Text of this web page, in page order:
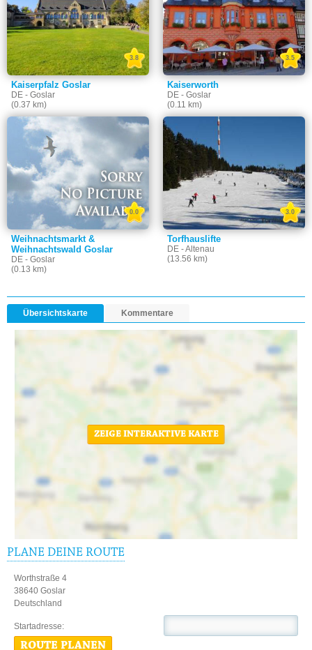
Kaiserpfalz Goslar
DE - Goslar
(0.37 km)
3.8
Kaiserworth
DE - Goslar
(0.11 km)
3.5
Weihnachtsmarkt &
Weihnachtswald Goslar
DE - Goslar
(0.13 km)
0.0
Torfhauslifte
DE - Altenau
(13.56 km)
3.0
Übersichtskarte Kommentare
ZEIGE INTERAKTIVE KARTE
PLANE DEINE ROUTE
Worthstraße 4
38640 Goslar
Deutschland
Startadresse:
ROUTE PLANEN